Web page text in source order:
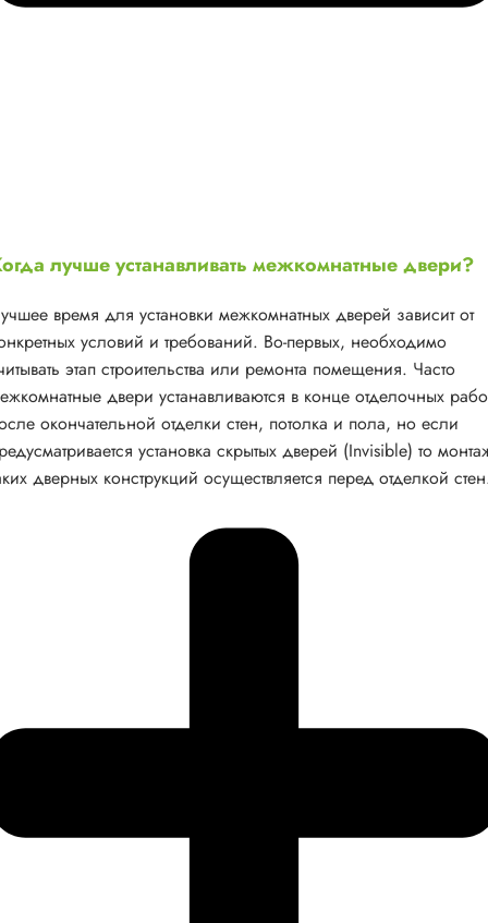
лучше устанавливать межкомнатные двери?
время для установки межкомнатных дверей зависит от
условий и требований. Во-первых, необходимо
этап строительства или ремонта помещения. Часто
двери устанавливаются в конце отделочных
окончательной отделки стен, потолка и пола, но если
установка скрытых дверей (Invisible) то
дверных конструкций осуществляется перед отделкой